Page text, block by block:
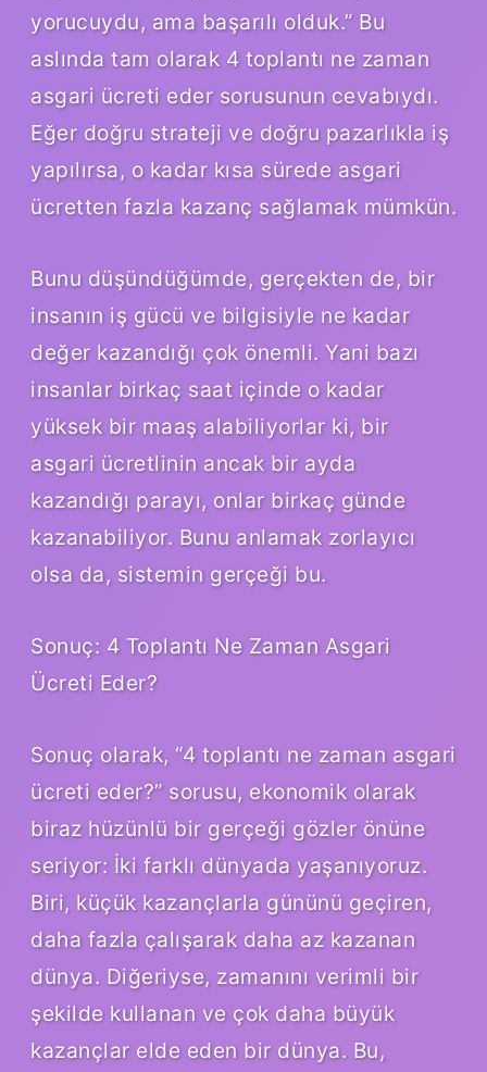
yorucuydu, ama başarılı olduk.” Bu
aslında tam olarak 4 toplantı ne zaman
asgari ücreti eder sorusunun cevabıydı.
Eğer doğru strateji ve doğru pazarlıkla iş
yapılırsa, o kadar kısa sürede asgari
ücretten fazla kazanç sağlamak mümkün.
Bunu düşündüğümde, gerçekten de, bir
insanın iş gücü ve bilgisiyle ne kadar
değer kazandığı çok önemli. Yani bazı
insanlar birkaç saat içinde o kadar
yüksek bir maaş alabiliyorlar ki, bir
asgari ücretlinin ancak bir ayda
kazandığı parayı, onlar birkaç günde
kazanabiliyor. Bunu anlamak zorlayıcı
olsa da, sistemin gerçeği bu.
Sonuç: 4 Toplantı Ne Zaman Asgari
Ücreti Eder?
Sonuç olarak, “4 toplantı ne zaman asgari
ücreti eder?” sorusu, ekonomik olarak
biraz hüzünlü bir gerçeği gözler önüne
seriyor: İki farklı dünyada yaşanıyoruz.
Biri, küçük kazançlarla gününü geçiren,
daha fazla çalışarak daha az kazanan
dünya. Diğeriyse, zamanını verimli bir
şekilde kullanan ve çok daha büyük
kazançlar elde eden bir dünya. Bu,